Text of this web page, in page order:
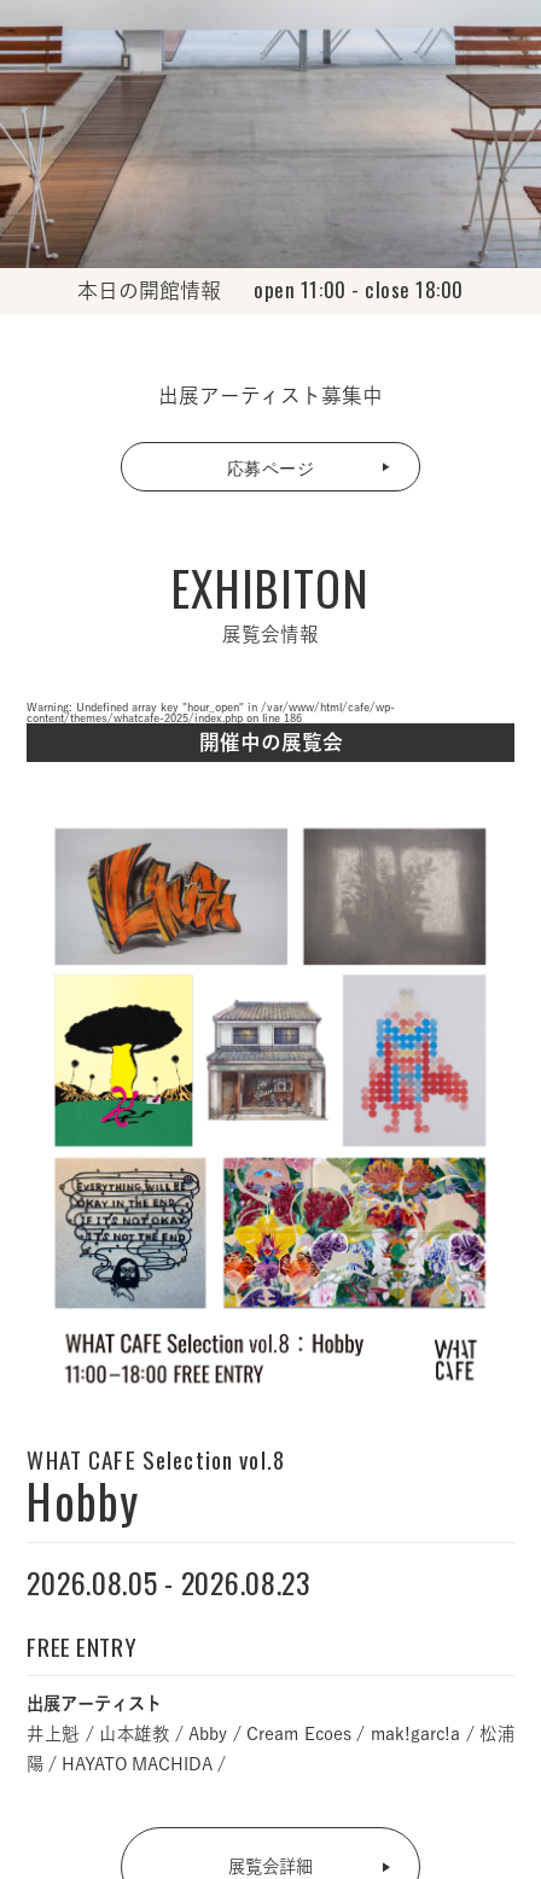
本日の開館情報 open 11:00 - close 18:00
出展アーティスト募集中
応募ページ
EXHIBITON
展覧会情報
Warning: Undefined array key "hour_open" in /var/www/html/cafe/wp-
content/themes/whatcafe-2025/index.php on line 186
開催中の展覧会
WHAT CAFE Selection vol.8
Hobby
2026.08.05 - 2026.08.23
FREE ENTRY
出展アーティスト
井上魁 / 山本雄教 / Abby / Cream Ecoes / mak!garc!a / 松浦
陽 / HAYATO MACHIDA /
展覧会詳細